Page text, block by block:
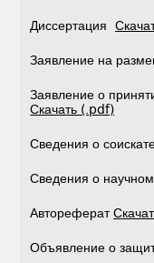
Диссертация
Заявление на
Заявление о
Скачать (.pdf)
Сведения о
Сведения о
Автореферат
Объявление о